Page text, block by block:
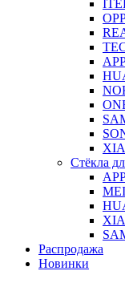
Стёкла
Распродажа
Новинки